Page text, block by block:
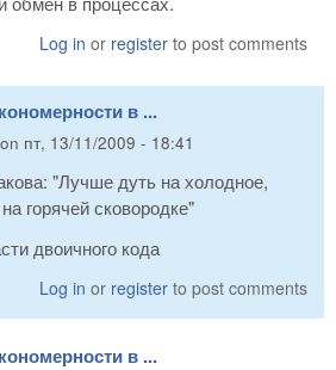
Log in or register to post comments
в ...
on пт, 13/11/2009 - 18:41
"Лучше дуть на холодное,
горячей сковородке"
двоичного кода
Log in or register to post comments
в ...